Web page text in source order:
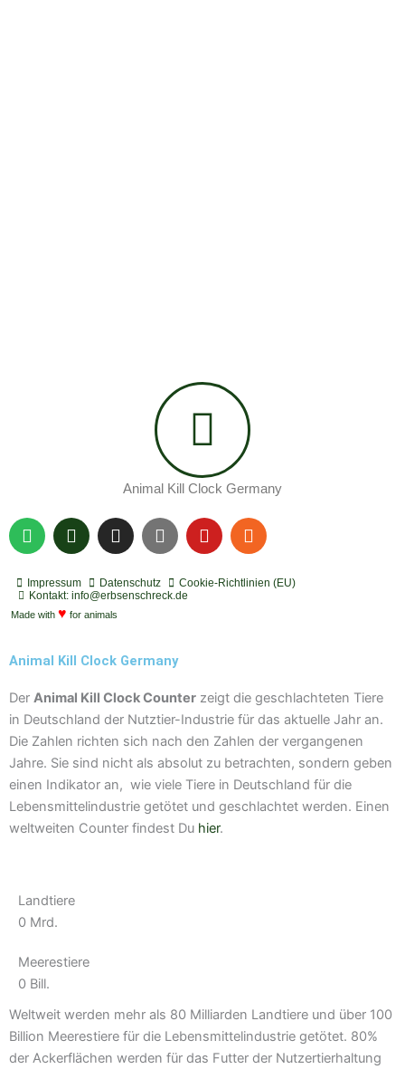
Animal Kill Clock Germany
S
p
t
i
f
P
o
c
a
s
I
n
t
a
g
a
m
Y
o
t
u
Y
o
t
R
s
Impressum Datenschutz
Cookie-Richtlinien (EU)
Kontakt: info@erbsenschreck.de
Made with ♥ for animals
Animal Kill Clock Germany
Der Animal Kill Clock Counter zeigt die geschlachteten Tiere
in Deutschland der Nutztier-Industrie für das aktuelle Jahr an.
Die Zahlen richten sich nach den Zahlen der vergangenen
Jahre. Sie sind nicht als absolut zu betrachten, sondern geben
einen Indikator an, wie viele Tiere in Deutschland für die
Lebensmittelindustrie getötet und geschlachtet werden. Einen
weltweiten Counter findest Du hier.
Landtiere
0 Mrd.
Meerestiere
0 Bill.
Weltweit werden mehr als 80 Milliarden Landtiere und über 100
Billion Meerestiere für die Lebensmittelindustrie getötet. 80%
der Ackerflächen werden für das Futter der Nutzertierhaltung